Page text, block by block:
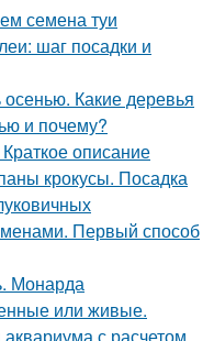
семена туи
шаг посадки и
Какие деревья
и почему?
описание
крокусы. Посадка
Первый способ
Монарда
или живые.
с расчетом